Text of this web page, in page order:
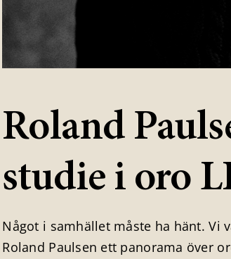
Roland
studie i oro
Något i samhället måste ha hänt. Vi
Roland Paulsen ett panorama över